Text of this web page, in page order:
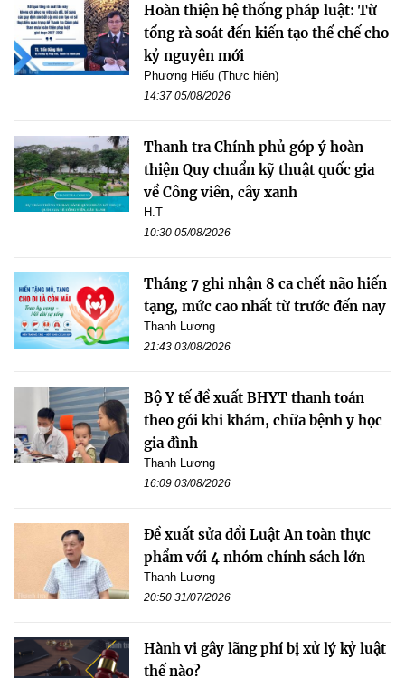
Hoàn thiện hệ thống pháp luật: Từ
tổng rà soát đến kiến tạo thể chế cho
kỷ nguyên mới
Phương Hiếu (Thực hiện)
14:37 05/08/2026
Thanh tra Chính phủ góp ý hoàn
thiện Quy chuẩn kỹ thuật quốc gia
về Công viên, cây xanh
H.T
10:30 05/08/2026
Tháng 7 ghi nhận 8 ca chết não hiến
tạng, mức cao nhất từ trước đến nay
Thanh Lương
21:43 03/08/2026
Bộ Y tế đề xuất BHYT thanh toán
theo gói khi khám, chữa bệnh y học
gia đình
Thanh Lương
16:09 03/08/2026
Đề xuất sửa đổi Luật An toàn thực
phẩm với 4 nhóm chính sách lớn
Thanh Lương
20:50 31/07/2026
Hành vi gây lãng phí bị xử lý kỷ luật
thế nào?